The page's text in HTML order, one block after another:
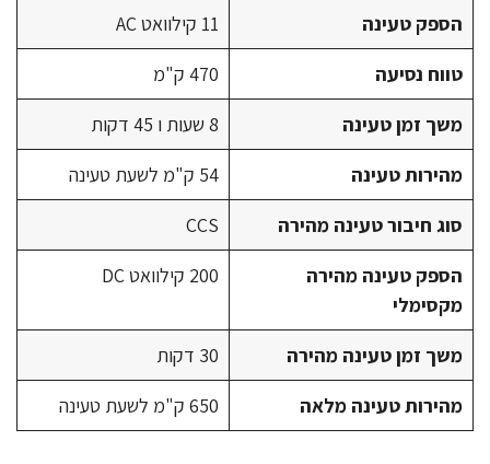
הספק טעינה
11 קילוואט AC
טווח נסיעה
470 ק"מ
משך זמן טעינה
8 שעות ו 45 דקות
מהירות טעינה
54 ק"מ לשעת טעינה
סוג חיבור טעינה מהירה
CCS
הספק טעינה מהירה
מקסימלי
200 קילוואט DC
משך זמן טעינה מהירה
30 דקות
מהירות טעינה מלאה
650 ק"מ לשעת טעינה